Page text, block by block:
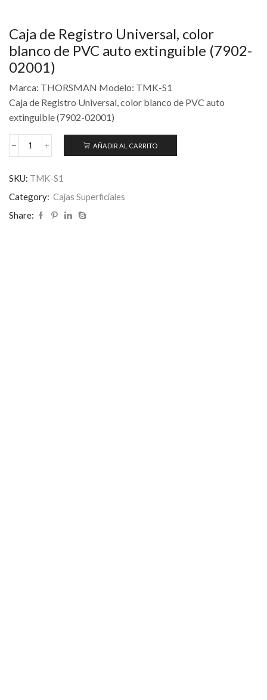
Caja de Registro Universal, color
blanco de PVC auto extinguible (7902-
02001)
Marca: THORSMAN Modelo: TMK-S1
Caja de Registro Universal, color blanco de PVC auto
extinguible (7902-02001)
AÑADIR AL CARRITO
SKU: TMK-S1
Category: Cajas Superficiales
Share: